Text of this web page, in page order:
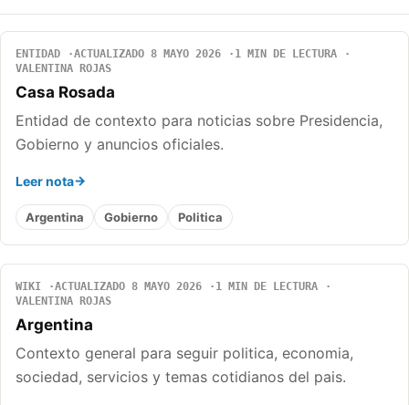
ENTIDAD ACTUALIZADO 8 MAYO 2026
1 MIN DE LECTURA
VALENTINA ROJAS
Casa Rosada
Entidad de contexto para noticias sobre Presidencia,
Gobierno y anuncios oficiales.
Leer nota
Argentina Gobierno Politica
WIKI ACTUALIZADO 8 MAYO 2026
1 MIN DE LECTURA
VALENTINA ROJAS
Argentina
Contexto general para seguir politica, economia,
sociedad, servicios y temas cotidianos del pais.